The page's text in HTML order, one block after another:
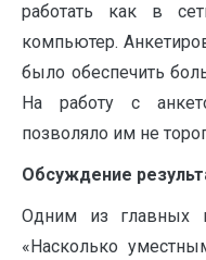
работать как в
компьютер.
было обеспечить
На работу с
позволяло им не
Обсуждение
Одним из главных
«Насколько